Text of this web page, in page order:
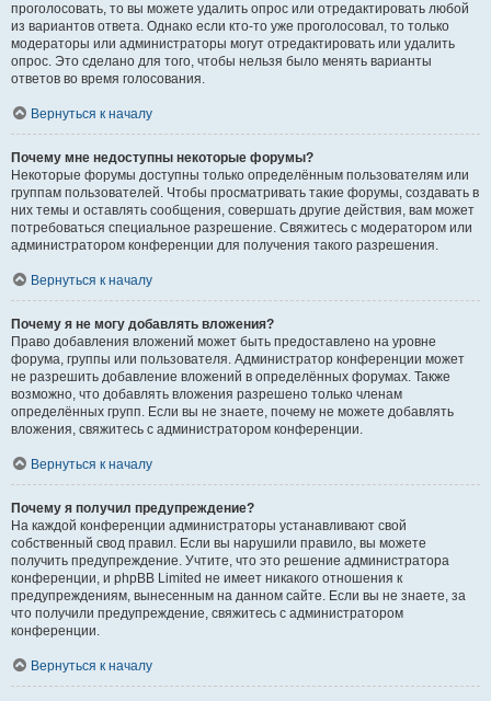
проголосовать, то вы можете удалить опрос или отредактировать любой
из вариантов ответа. Однако если кто-то уже проголосовал, то только
модераторы или администраторы могут отредактировать или удалить
опрос. Это сделано для того, чтобы нельзя было менять варианты
ответов во время голосования.
Вернуться к началу
Почему мне недоступны некоторые форумы?
Некоторые форумы доступны только определённым пользователям или
группам пользователей. Чтобы просматривать такие форумы, создавать в
них темы и оставлять сообщения, совершать другие действия, вам может
потребоваться специальное разрешение. Свяжитесь с модератором или
администратором конференции для получения такого разрешения.
Вернуться к началу
Почему я не могу добавлять вложения?
Право добавления вложений может быть предоставлено на уровне
форума, группы или пользователя. Администратор конференции может
не разрешить добавление вложений в определённых форумах. Также
возможно, что добавлять вложения разрешено только членам
определённых групп. Если вы не знаете, почему не можете добавлять
вложения, свяжитесь с администратором конференции.
Вернуться к началу
Почему я получил предупреждение?
На каждой конференции администраторы устанавливают свой
собственный свод правил. Если вы нарушили правило, вы можете
получить предупреждение. Учтите, что это решение администратора
конференции, и phpBB Limited не имеет никакого отношения к
предупреждениям, вынесенным на данном сайте. Если вы не знаете, за
что получили предупреждение, свяжитесь с администратором
конференции.
Вернуться к началу